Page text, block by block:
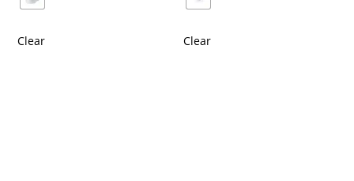
Clear Clear